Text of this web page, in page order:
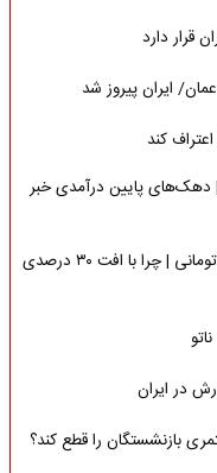
عمان/ ایران پیروز شد
کند
| دهک‌های پایین درآمدی خبر
ماجرای جهش میلیونی قیمت گوشت ۴ هزار تومانی | چرا با افت ۳۰ درصدی
در ایران
بازنشستگان را قطع کند؟